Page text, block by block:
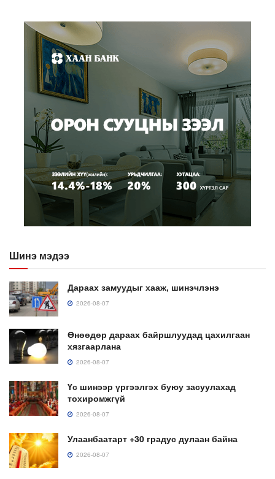
Шинэ мэдээ
Дараах замуудыг хааж, шинэчлэнэ
2026-08-07
Өнөөдөр дараах байршлуудад цахилгаан
хязгаарлана
2026-08-07
Үс шинээр үргээлгэх буюу засуулахад
тохиромжгүй
2026-08-07
Улаанбаатарт +30 градус дулаан байна
2026-08-07